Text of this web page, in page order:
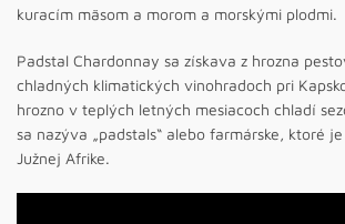
kuracím mäsom a morom a morskými plodmi.
Padstal Chardonnay sa získava z hrozna
chladných klimatických vinohradoch pri
hrozno v teplých letných mesiacoch chladí
sa nazýva „padstals“ alebo farmárske, ktoré
Južnej Afrike.